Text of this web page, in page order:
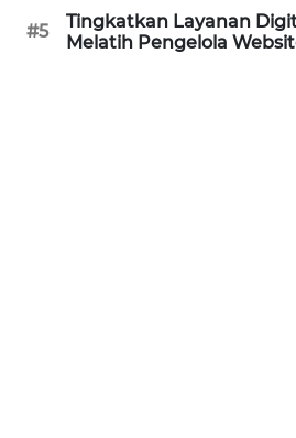
#5
Tingkatkan Layanan
Melatih Pengelola
NUSANTARA